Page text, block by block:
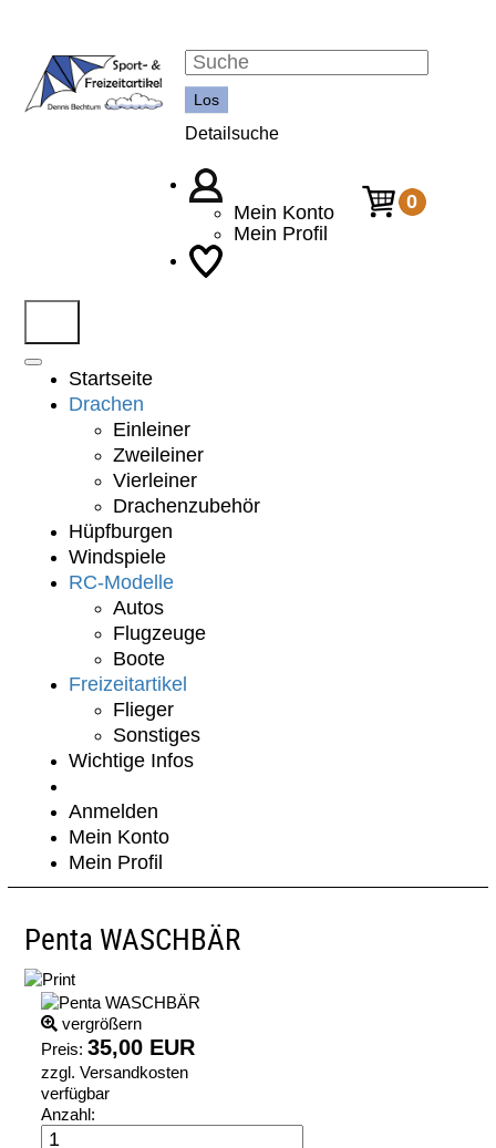
Detailsuche
Mein Konto
Mein Profil
0
Startseite
Drachen
Einleiner
Zweileiner
Vierleiner
Drachenzubehör
Hüpfburgen
Windspiele
RC-Modelle
Autos
Flugzeuge
Boote
Freizeitartikel
Flieger
Sonstiges
Wichtige Infos
Anmelden
Mein Konto
Mein Profil
Penta WASCHBÄR
vergrößern
Preis:35,00 EUR
zzgl.Versandkosten
verfügbar
Anzahl: